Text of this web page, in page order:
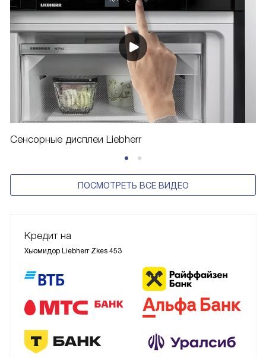
Сенсорные дисплеи Liebherr
ПОСМОТРЕТЬ ВСЕ ВИДЕО
Кредит на
Хьюмидор Liebherr Zkes 453